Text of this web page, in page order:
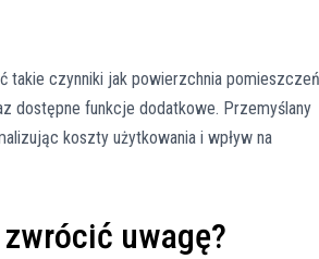
takie czynniki jak powierzchnia
dostępne funkcje dodatkowe. Przemyślany
koszty użytkowania i wpływ na
uwagę?